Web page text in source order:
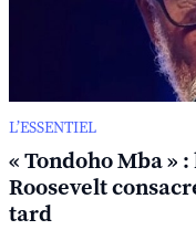
L’ESSENTIEL
« Tondoho Mba »
Roosevelt
tard